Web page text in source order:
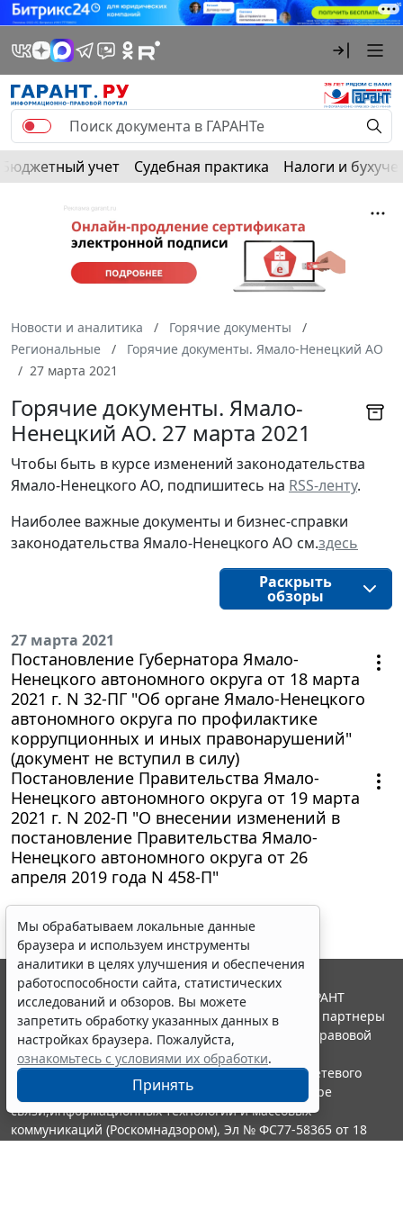
Бюджетный учет Судебная практика Налоги и
Новости и аналитика
Горячие документы
Региональные
Горячие документы. Ямало-Ненецкий АО
27 марта 2021
Горячие документы. Ямало-
Ненецкий АО. 27 марта 2021
Чтобы быть в курсе изменений законодательства
Ямало-Ненецкого АО, подпишитесь на RSS-ленту.
Наиболее важные документы и бизнес-справки
законодательства Ямало-Ненецкого АО см.здесь
Раскрыть
обзоры
27 марта 2021
Постановление Губернатора Ямало-
Ненецкого автономного округа от 18 марта
2021 г. N 32-ПГ "Об органе Ямало-Ненецкого
автономного округа по профилактике
коррупционных и иных правонарушений"
(документ не вступил в силу)
Постановление Правительства Ямало-
Ненецкого автономного округа от 19 марта
2021 г. N 202-П "О внесении изменений в
постановление Правительства Ямало-
Ненецкого автономного округа от 26
апреля 2019 года N 458-П"
Мы обрабатываем локальные данные
браузера и используем инструменты
аналитики в целях улучшения и обеспечения
работоспособности сайта, статистических
исследований и обзоров. Вы можете
запретить обработку указанных данных в
настройках браузера. Пожалуйста,
ознакомьтесь с условиями их обработки.
Принять
© ООО "НПП "ГАРАНТ-СЕРВИС", 2026. Система ГАРАНТ
выпускается с 1990 года. Компания "Гарант" и ее партнеры
являются участниками Российской ассоциации правовой
информации ГАРАНТ.
Портал ГАРАНТ.РУ зарегистрирован в качестве сетевого
издания Федеральной службой по надзору в сфере
связи,информационных технологий и массовых
коммуникаций (Роскомнадзором), Эл № ФС77-58365 от 18